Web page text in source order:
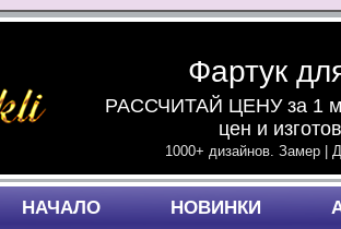
Фартук
РАССЧИТАЙ ЦЕНУ за 1
цен и
1000+ дизайнов. Замер |
НАЧАЛO НОВИНКИ